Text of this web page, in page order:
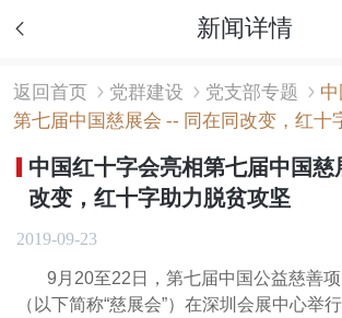
新闻详情
返回首页 党群建设 党支部专题
第七届中国慈展会 -- 同在同改变，红十
中国红十字会亮相第七届中国慈
改变，红十字助力脱贫攻坚
2019-09-23
9月20至22日，第七届中国公益慈善项
（以下简称“慈展会”）在深圳会展中心举